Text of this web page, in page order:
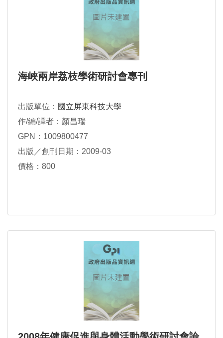
海峽兩岸荔枝學術研討會專刊
出版單位： 國立屏東科技大學
作/編/譯者：顏昌瑞
GPN：1009800477
出版／創刊日期：2009-03
價格：800